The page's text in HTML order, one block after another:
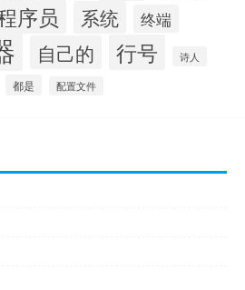
序员 系统 终端
自己的 行号 诗人
都是 配置文件